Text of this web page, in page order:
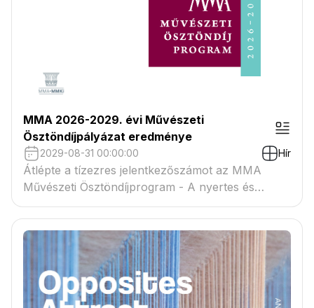
MMA 2026-2029. évi Művészeti
Ösztöndíjpályázat eredménye
2029-08-31 00:00:00 Hír
Átlépte a tízezres jelentkezőszámot az MMA
Művészeti Ösztöndíjprogram - A nyertes és
tartaléklistás pályázók névsora megtekinthető a
csatolmányban